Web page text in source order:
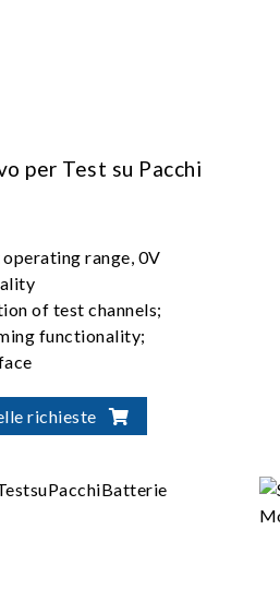
per Test su Pacchi
range, 0V
of test channels;
functionality;
switching between
Stable and
module/pack design
test, product
richieste